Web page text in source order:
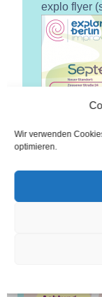
Wir verwenden
optimieren.
explo flyer